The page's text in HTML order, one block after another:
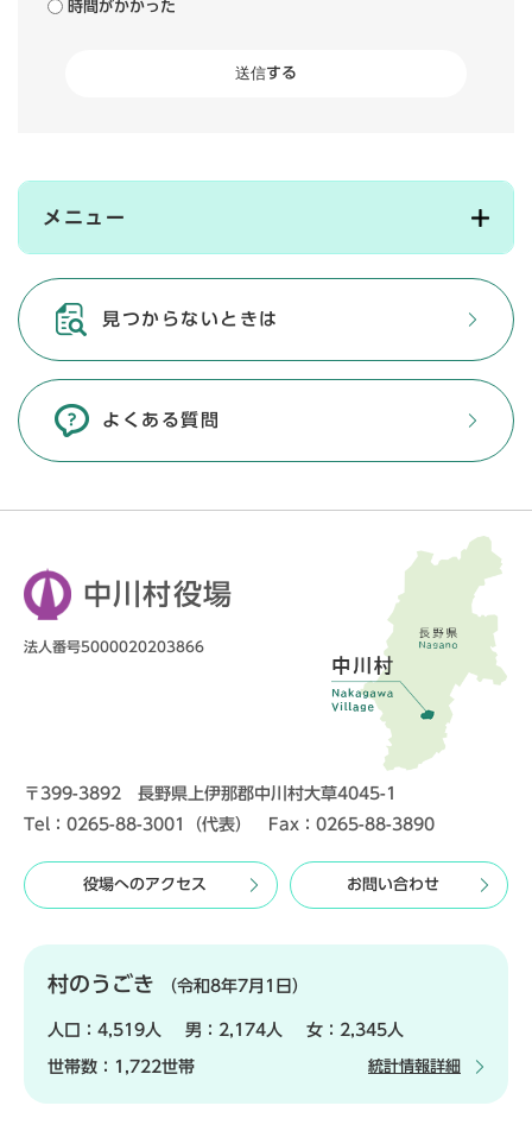
時間がかかった
メニュー
見つからないときは
よくある質問
中川村役場
法人番号5000020203866
〒399-3892 長野県上伊那郡中川村大草4045-1
Tel：0265-88-3001（代表） Fax：0265-88-3890
役場へのアクセス お問い合わせ
村のうごき （令和8年7月1日）
人口： 4,519人 男： 2,174人 女： 2,345人
世帯数： 1,722世帯 統計情報詳細